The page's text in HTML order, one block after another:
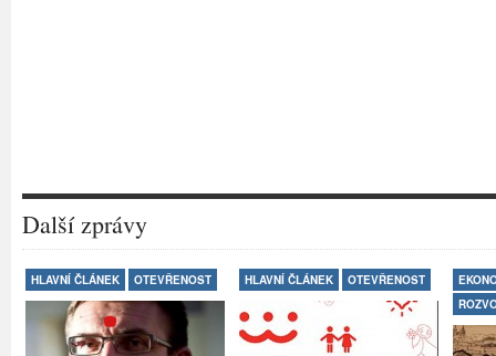
Další zprávy
HLAVNÍ ČLÁNEK OTEVŘENOST HLAVNÍ ČLÁNEK OTEVŘENOST